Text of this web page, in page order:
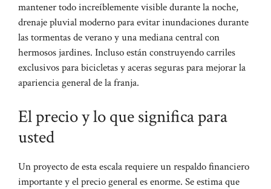
mantener todo increíblemente visible durante la noche,
drenaje pluvial moderno para evitar inundaciones durante
las tormentas de verano y una mediana central con
hermosos jardines. Incluso están construyendo carriles
exclusivos para bicicletas y aceras seguras para mejorar la
apariencia general de la franja.
El precio y lo que significa para
usted
Un proyecto de esta escala requiere un respaldo financiero
importante y el precio general es enorme. Se estima que